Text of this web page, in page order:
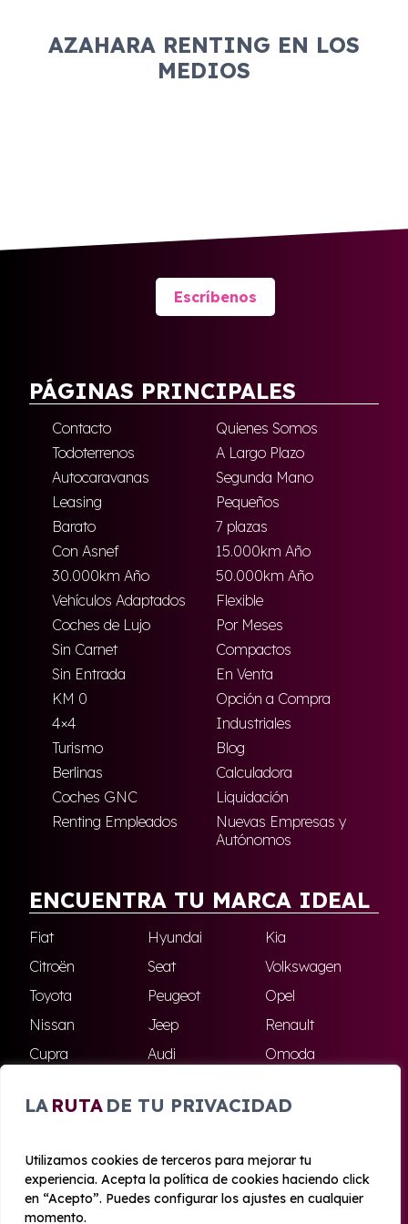
LA RUTA DE TU PRIVACIDAD
Utilizamos cookies de terceros para mejorar tu
experiencia. Acepta la política de cookies haciendo click
en “Acepto”. Puedes configurar los ajustes en cualquier
momento.
AZAHARA RENTING EN LOS
MEDIOS
Escríbenos
PÁGINAS PRINCIPALES
Contacto
Quienes Somos
Todoterrenos
A Largo Plazo
Autocaravanas
Segunda Mano
Leasing
Pequeños
Barato
7 plazas
Con Asnef
15.000km Año
30.000km Año
50.000km Año
Vehículos Adaptados
Flexible
Coches de Lujo
Por Meses
Sin Carnet
Compactos
Sin Entrada
En Venta
KM 0
Opción a Compra
4×4
Industriales
Turismo
Blog
Berlinas
Calculadora
Coches GNC
Liquidación
Renting Empleados
Nuevas Empresas y
Autónomos
ENCUENTRA TU MARCA IDEAL
Fiat Hyundai
Kia
Citroën
Seat
Volkswagen
Toyota
Peugeot
Opel
Nissan
Jeep
Renault
Cupra
Audi
Omoda
Skoda
Ford Todas las marcas
© 2020 - 2026 Azahara Renting
Aviso legal y Privacidad